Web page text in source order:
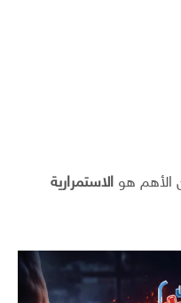
الأهم هو الاستمرارية